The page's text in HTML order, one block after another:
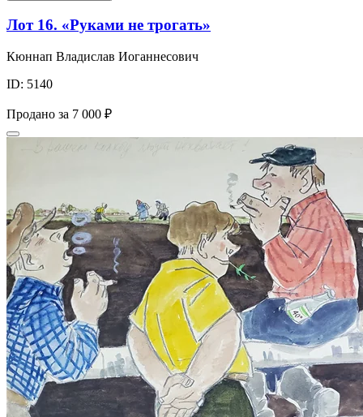
Лот 16. «Руками не трогать»
Кюннап Владислав Иоганнесович
ID: 5140
Продано за 7 000 ₽